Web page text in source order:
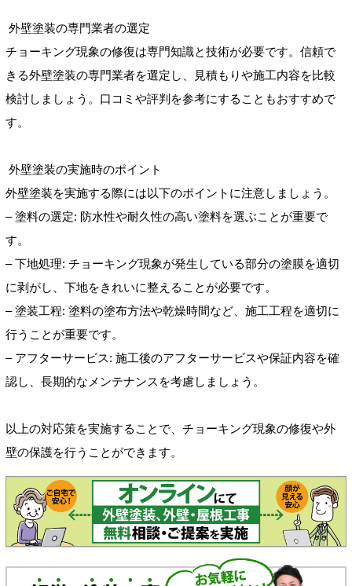
外壁塗装の専門業者の選定
チョーキング現象の修復は専門知識と技術が必要です。信頼で
きる外壁塗装の専門業者を選定し、見積もりや施工内容を比較
検討しましょう。口コミや評判を参考にすることもおすすめで
す。
外壁塗装の実施時のポイント
外壁塗装を実施する際には以下のポイントに注意しましょう。
– 塗料の選定: 防水性や耐久性の高い塗料を選ぶことが重要で
す。
– 下地処理: チョーキング現象が発生している部分の塗膜を適切
に剥がし、下地をきれいに整えることが必要です。
– 塗装工程: 塗料の塗布方法や乾燥時間など、施工工程を適切に
行うことが重要です。
– アフターサービス: 施工後のアフターサービスや保証内容を確
認し、長期的なメンテナンスを考慮しましょう。
以上の対応策を実施することで、チョーキング現象の修復や外
壁の保護を行うことができます。